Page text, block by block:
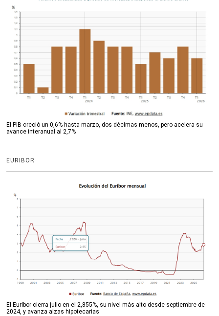
El PIB creció un 0,6% hasta marzo, dos décimas menos, pero acelera su
avance interanual al 2,7%
EURIBOR
El Euríbor cierra julio en el 2,855%, su nivel más alto desde septiembre de
2024, y avanza alzas hipotecarias